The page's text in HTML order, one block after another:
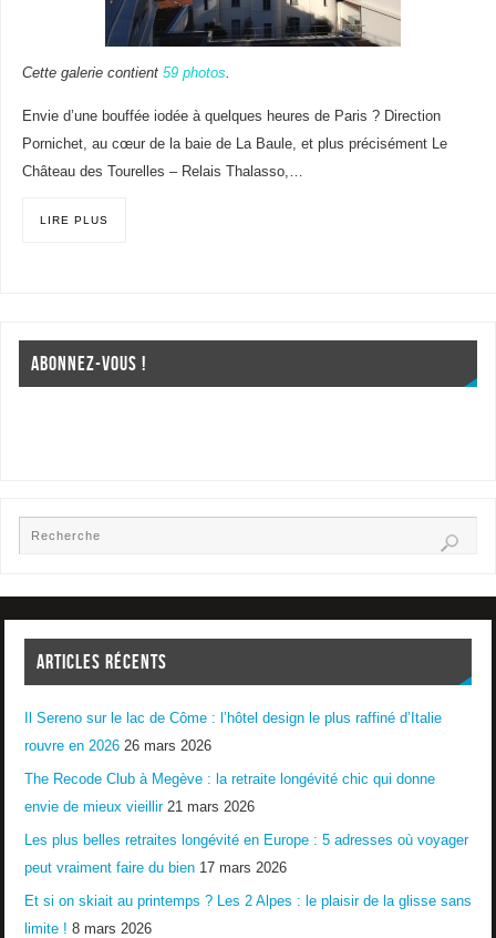
Cette galerie contient 59 photos.
Envie d’une bouffée iodée à quelques heures de Paris ? Direction
Pornichet, au cœur de la baie de La Baule, et plus précisément Le
Château des Tourelles – Relais Thalasso,…
LIRE PLUS
ABONNEZ-VOUS !
ARTICLES RÉCENTS
Il Sereno sur le lac de Côme : l’hôtel design le plus raffiné d’Italie
rouvre en 2026 26 mars 2026
The Recode Club à Megève : la retraite longévité chic qui donne
envie de mieux vieillir 21 mars 2026
Les plus belles retraites longévité en Europe : 5 adresses où voyager
peut vraiment faire du bien 17 mars 2026
Et si on skiait au printemps ? Les 2 Alpes : le plaisir de la glisse sans
limite ! 8 mars 2026